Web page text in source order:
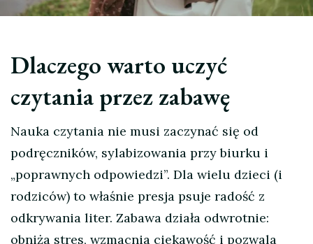
Dlaczego warto uczyć
czytania przez zabawę
Nauka czytania nie musi zaczynać się od
podręczników, sylabizowania przy biurku i
„poprawnych odpowiedzi”. Dla wielu dzieci (i
rodziców) to właśnie presja psuje radość z
odkrywania liter. Zabawa działa odwrotnie:
obniża stres, wzmacnia ciekawość i pozwala